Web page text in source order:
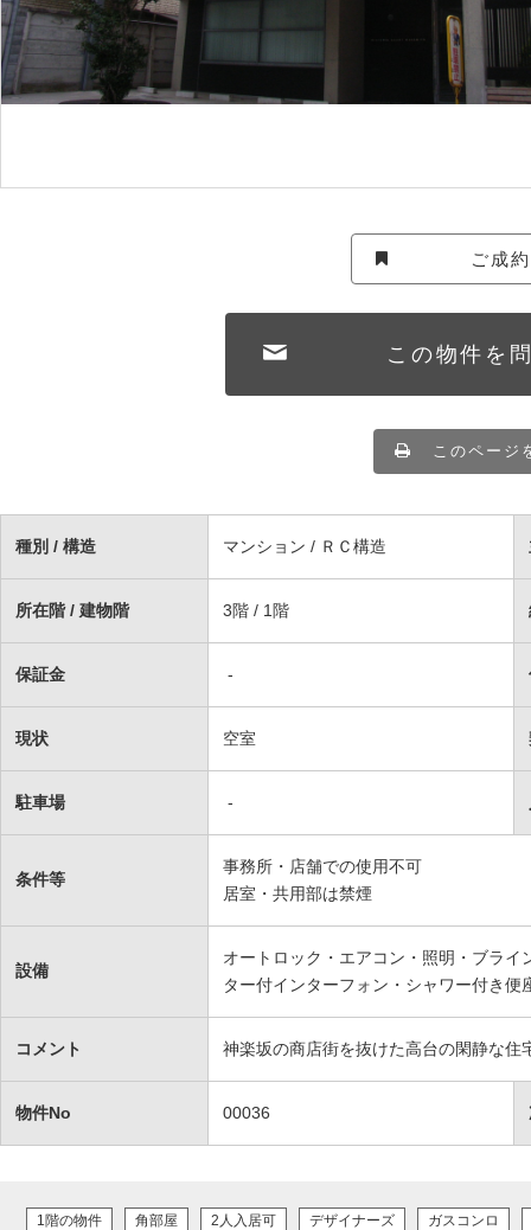
ご成
この物件を
このページ
種別 / 構造 マンション / ＲＣ構造
所在階 / 建物階 3階 / 1階
保証金 -
現状 空室
駐車場 -
条件等
事務所・店舗での使用不可
居室・共用部は禁煙
設備
オートロック・エアコン・照明・ブラ
ター付インターフォン・シャワー付き便
コメント 神楽坂の商店街を抜けた高台の閑静な住
物件No 00036
1階の物件 角部屋 2人入居可 デザイナーズ ガスコンロ